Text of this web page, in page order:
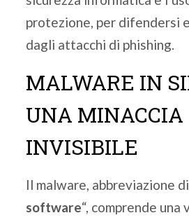
protezione, per difendersi
dagli attacchi di phishing.
MALWARE IN
UNA MINACCIA
INVISIBILE
Il malware, abbreviazione di
software“, comprende una